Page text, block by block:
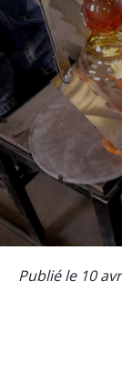
Publié le 10